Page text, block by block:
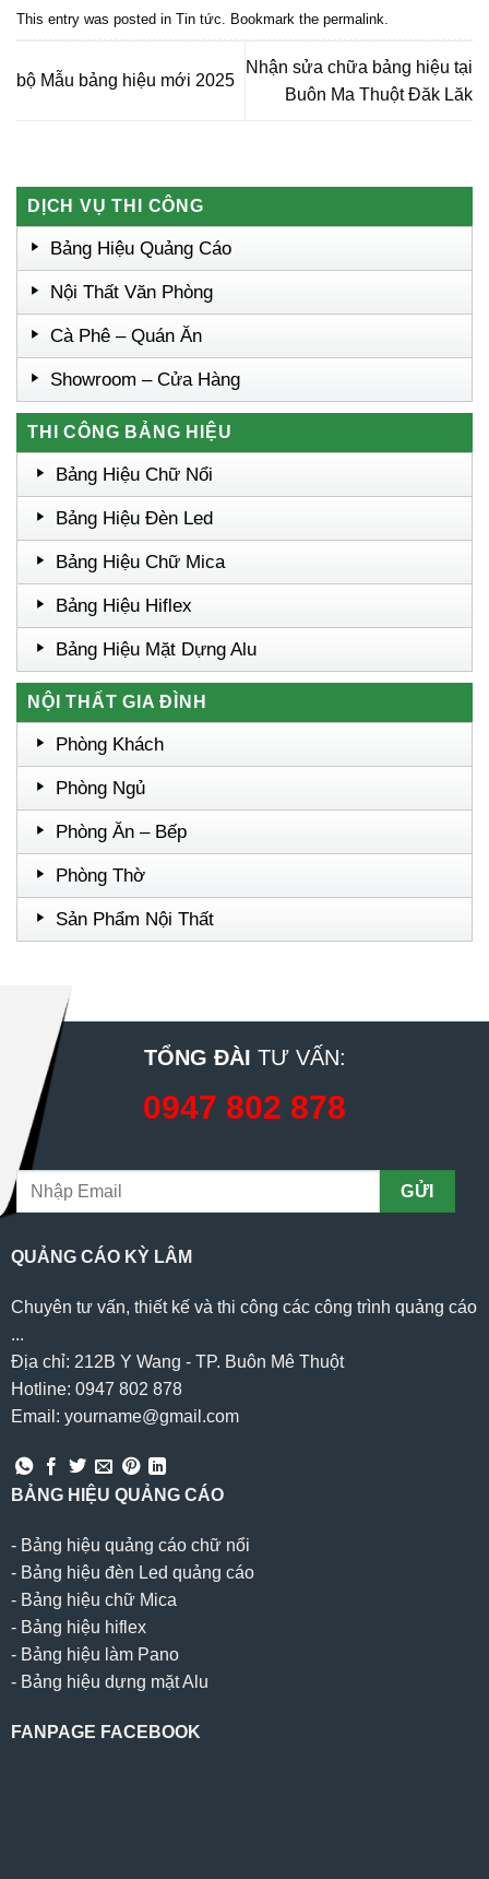
This entry was posted in Tin tức . Bookmark the permalink
bộ Mẫu bảng hiệu mới 2025
Nhận sửa chữa bảng hiệu tại
Buôn Ma Thuột Đăk Lăk
DỊCH VỤ THI CÔNG
Bảng Hiệu Quảng Cáo
Nội Thất Văn Phòng
Cà Phê – Quán Ăn
Showroom – Cửa Hàng
THI CÔNG BẢNG HIỆU
Bảng Hiệu Chữ Nổi
Bảng Hiệu Đèn Led
Bảng Hiệu Chữ Mica
Bảng Hiệu Hiflex
Bảng Hiệu Mặt Dựng Alu
NỘI THẤT GIA ĐÌNH
Phòng Khách
Phòng Ngủ
Phòng Ăn – Bếp
Phòng Thờ
Sản Phẩm Nội Thất
TỔNG ĐÀI TƯ VẤN:
0947 802 878
QUẢNG CÁO KỲ LÂM
Chuyên tư vấn, thiết kế và thi công các công trình quảng cáo
...
Địa chỉ: 212B Y Wang - TP. Buôn Mê Thuột
Hotline: 0947 802 878
Email: yourname@gmail.com
BẢNG HIỆU QUẢNG CÁO
- Bảng hiệu quảng cáo chữ nổi
- Bảng hiệu đèn Led quảng cáo
- Bảng hiệu chữ Mica
- Bảng hiệu hiflex
- Bảng hiệu làm Pano
- Bảng hiệu dựng mặt Alu
FANPAGE FACEBOOK